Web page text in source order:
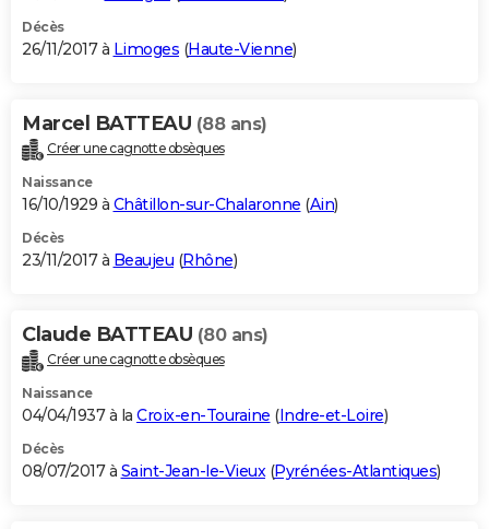
Décès
26/11/2017 à Limoges (Haute-Vienne)
Marcel BATTEAU (88 ans)
Créer une cagnotte obsèques
Naissance
16/10/1929 à Châtillon-sur-Chalaronne (Ain)
Décès
23/11/2017 à Beaujeu (Rhône)
Claude BATTEAU (80 ans)
Créer une cagnotte obsèques
Naissance
04/04/1937 à la Croix-en-Touraine (Indre-et-Loire)
Décès
08/07/2017 à Saint-Jean-le-Vieux (Pyrénées-Atlantiques)